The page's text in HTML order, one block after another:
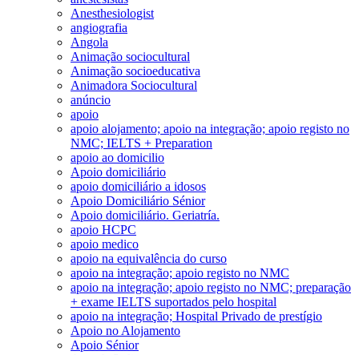
Anesthesiologist
angiografia
Angola
Animação sociocultural
Animação socioeducativa
Animadora Sociocultural
anúncio
apoio
apoio alojamento; apoio na integração; apoio registo no
NMC; IELTS + Preparation
apoio ao domicilio
Apoio domiciliário
apoio domiciliário a idosos
Apoio Domiciliário Sénior
Apoio domiciliário. Geriatría.
apoio HCPC
apoio medico
apoio na equivalência do curso
apoio na integração; apoio registo no NMC
apoio na integração; apoio registo no NMC; preparação
+ exame IELTS suportados pelo hospital
apoio na integração; Hospital Privado de prestígio
Apoio no Alojamento
Apoio Sénior